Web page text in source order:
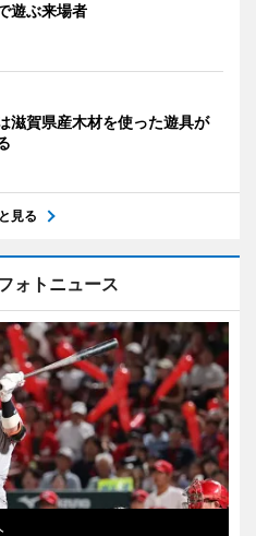
遊ぶ来場者
滋賀県産木材を使った遊具が
見る
ォトニュース